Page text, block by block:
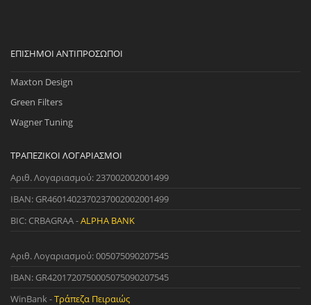
ΕΠΊΣΗΜΟΙ ΑΝΤΙΠΡΌΣΩΠΟΙ
Maxton Design
Green Filters
Wagner Tuning
ΤΡΑΠΕΖΙΚΟΊ ΛΟΓΑΡΙΑΣΜΟΊ
Αριθ. Λογαριασμού: 237002002001499
IBAN: GR4601402370237002002001499
BIC: CRBAGRAA -ALPHA BANK
Αριθ. Λογαριασμού: 005075090207545
IBAN: GR4201720750005075090207545
WinBank -Τράπεζα Πειραιώς